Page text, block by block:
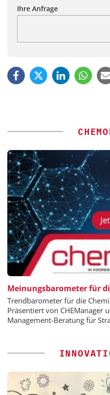
Ihre Anfrage
Meinungsbarometer für
Trendbarometer für die
Präsentiert von CHEManager
Management-Beratung für